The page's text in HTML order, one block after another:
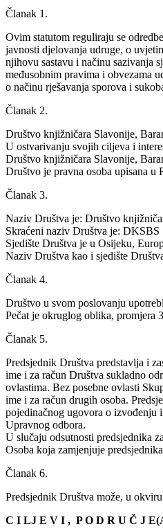
Članak 1.
Ovim statutom reguliraju se
javnosti djelovanja udruge, o
njihovu sastavu i načinu sazivanja
međusobnim pravima i obvezama
o načinu rješavanja sporova i
Članak 2.
Društvo knjižničara Slavonije,
U ostvarivanju svojih ciljeva i
Društvo knjižničara Slavonije,
Društvo je pravna osoba upisana u
Članak 3.
Naziv Društva je: Društvo
Skraćeni naziv Društva je: DKSBS
Sjedište Društva je u Osijeku,
Naziv Društva kao i sjedište
Članak 4.
Društvo u svom poslovanju
Pečat je okruglog oblika, promjera
Članak 5.
Predsjednik Društva predstavlja i
ime i za račun Društva sukladno
ovlastima. Bez posebne ovlasti
ime i za račun drugih osoba.
pojedinačnog ugovora o izvođenju
Upravnog odbora.
U slučaju odsutnosti predsjednika
Osoba koja zamjenjuje
Članak 6.
Predsjednik Društva može, u
C I LJ E V I , P O D R U Č J